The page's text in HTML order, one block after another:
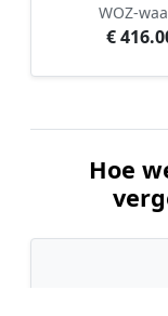
WOZ-
€
Hoe